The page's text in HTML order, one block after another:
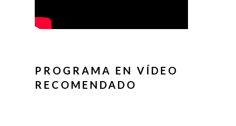
PROGRAMA EN VÍDEO
RECOMENDADO